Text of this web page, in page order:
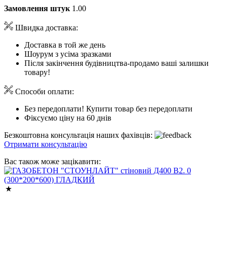
Замовлення штук 1.00
Швидка доставка:
Доставка в той же день
Шоурум з усіма зразками
Після закінчення будівництва-продамо ваші залишки
товару!
Способи оплати:
Без передоплати! Купити товар без передоплати
Фіксуємо ціну на 60 днів
Безкоштовна консультація наших фахівців:
Отримати консультацію
Вас також може зацікавити: